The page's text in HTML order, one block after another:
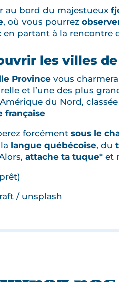
au bord du majestueux
, où vous pourrez
en partant à la rencontre
les villes
Province vous
et l’une des plus
du Nord,
française
forcément sous le
langue québécoise, du
attache ta tuque* et
/ unsplash